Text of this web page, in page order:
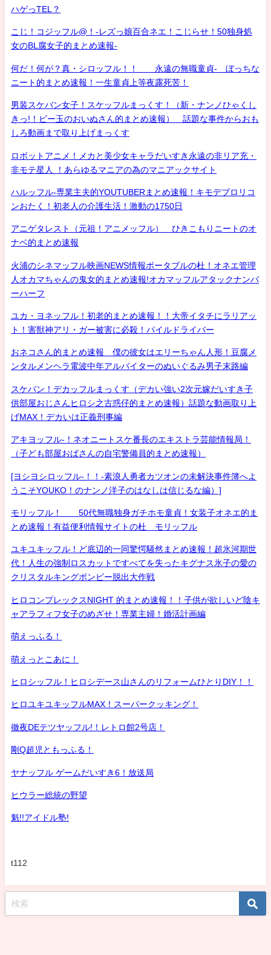
ハゲっTEL？
こじ！コジッフル@！-レズっ娘百合ネエ！こじらせ！50独身処
女のBL腐女子的まとめ速報-
何だ！何が？真・シロッフル！！ 永遠の無職童貞- ぼっちな
ニート的まとめ速報！一生童貞上等夜露死苦！
男装スケバン女子！スケッフルまっくす！（新・ナンノひゃくし
きっ!！ビー玉のおいぬさん的まとめ速報） 話題な事件からおも
しろ動画まで取り上げまっくす
ロボットアニメ！メカと美少女キャラだいすき永遠の非リア充・
非モテ星人 ！あらゆるマニアの為のマニアックサイト
ハルッフル-専業主夫的YOUTUBERまとめ速報！キモデブロリコ
ンおたく！初老人の介護生活！激動の1750日
アニゲタレスト（元祖！アニメッフル） ひきこもりニートのオ
ナベ的まとめ速報
火浦のシネマッフル映画NEWS情報ポータブルの杜！オネエ管理
人オカマちゃんの鬼女的まとめ速報!オカマッフルアタックナンバ
ーハーフ
ユカ・ヨネッフル！初老的まとめ速報！！大帝イタチにラリアッ
ト！害獣神アリ・ガー被害に必殺！パイルドライバー
おネコさん的まとめ速報 僕の彼女はエリーちゃん人形！豆腐メ
ンタルメンヘラ電波中年アルバイターのぬいぐるみ男子末路編
スケバン！デカッフルまっくす（デカい強い2次元嫁だいすき子
供部屋おじさんヒロシ之古惑仔的まとめ速報）話題な動画取り上
げMAX！デカいは正義刑事編
アキヨッフル-！ネオニートスケ番長のエキストラ芸能情報局！
（子ども部屋おばさんの自宅警備員的まとめ速報）
[ヨシヨシロッフル-！！-素浪人勇者カツオンの未解決事件簿へよ
うこそYOUKO！のナンノ洋子のはなしは信じるな編）]
モリッフル！ 50代無職独身ガチホモ童貞！女装子オネエ的ま
とめ速報！有益便利情報サイトの杜 モリッフル
ユキユキッフル！ど底辺的一同驚愕騒然まとめ速報！超氷河期世
代！人生の強制ロスカットですべてを失ったキグナス氷子の愛の
クリスタルキングボンビー脱出大作戦
ヒロコンプレックスNIGHT 的まとめ速報！！子供が欲しいど陰キ
ャアラフィフ女子のめざせ！専業主婦！婚活計画編
萌えっふる！
萌えっとこあに！
ヒロシッフル！ヒロシデース山さんのリフォームひとりDIY！！
ヒロユキユキッフルMAX！スーパークッキング！
徹夜DEテツヤッフル!！レトロ館2号店！
剛Q超児ともっふる！
ヤナッフル ゲームだいすき6！放送局
ヒウラー総統の野望
魁!!アイドル塾!
t112